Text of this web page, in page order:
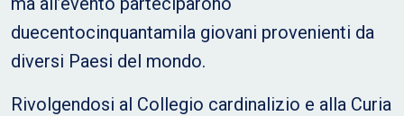
duecentocinquantamila giovani provenienti da
diversi Paesi del mondo.
Rivolgendosi al Collegio cardinalizio e alla Curia